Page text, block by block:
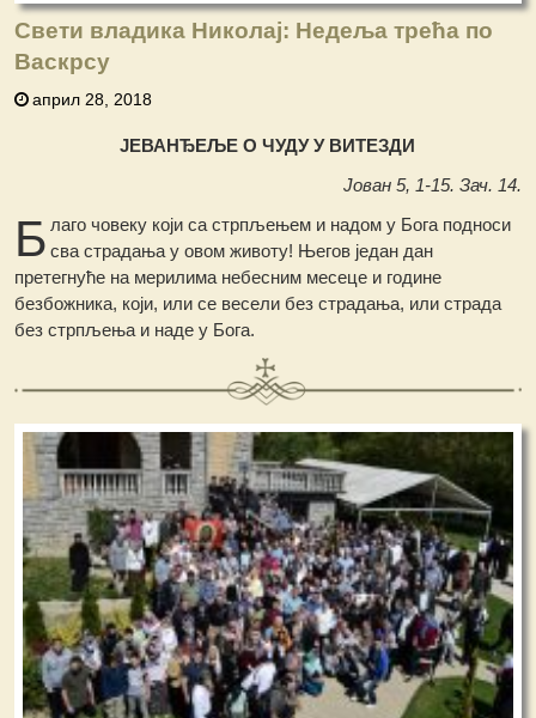
Свети владика Николај: Недеља трећа по
Васкрсу
април 28, 2018
ЈЕВАНЂЕЉЕ О ЧУДУ У ВИТЕЗДИ
Јован 5, 1-15. Зач. 14.
Б лаго човеку који са стрпљењем и надом у Бога подноси
сва страдања у овом животу! Његов један дан
претегнуће на мерилима небесним месеце и године
безбожника, који, или се весели без страдања, или страда
без стрпљења и наде у Бога.